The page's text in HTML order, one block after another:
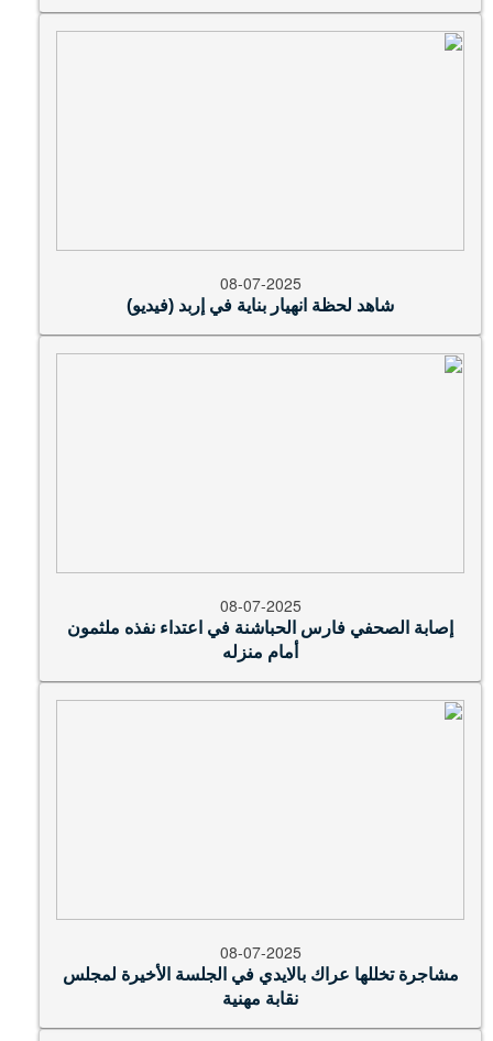
08-07-2025
شاهد لحظة انهيار بناية في إربد (فيديو)
08-07-2025
إصابة الصحفي فارس الحباشنة في اعتداء نفذه ملثمون
أمام منزله
08-07-2025
مشاجرة تخللها عراك بالايدي في الجلسة الأخيرة لمجلس
نقابة مهنية